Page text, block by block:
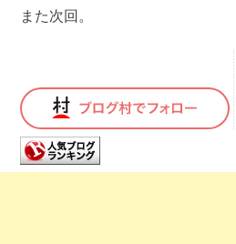
また次回。